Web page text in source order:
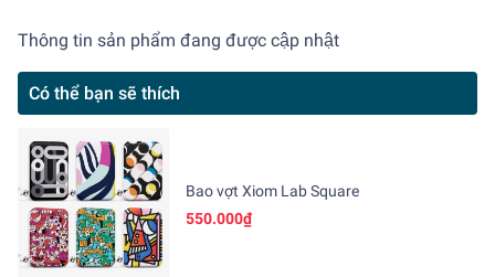
Thông tin sản phẩm đang được cập nhật
Có thể bạn sẽ thích
Bao vợt Xiom Lab Square
550.000₫